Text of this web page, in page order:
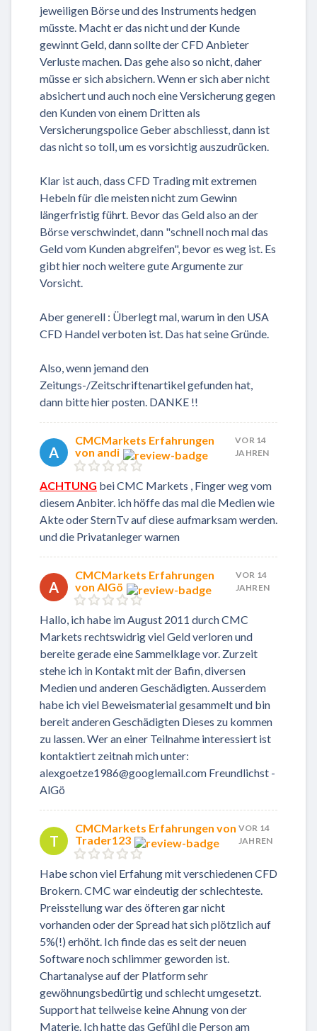
jeweiligen Börse und des Instruments hedgen
müsste. Macht er das nicht und der Kunde
gewinnt Geld, dann sollte der CFD Anbieter
Verluste machen. Das gehe also so nicht, daher
müsse er sich absichern. Wenn er sich aber nicht
absichert und auch noch eine Versicherung gegen
den Kunden von einem Dritten als
Versicherungspolice Geber abschliesst, dann ist
das nicht so toll, um es vorsichtig auszudrücken.
Klar ist auch, dass CFD Trading mit extremen
Hebeln für die meisten nicht zum Gewinn
längerfristig führt. Bevor das Geld also an der
Börse verschwindet, dann "schnell noch mal das
Geld vom Kunden abgreifen", bevor es weg ist. Es
gibt hier noch weitere gute Argumente zur
Vorsicht.
Aber generell : Überlegt mal, warum in den USA
CFD Handel verboten ist. Das hat seine Gründe.
Also, wenn jemand den
Zeitungs-/Zeitschriftenartikel gefunden hat,
dann bitte hier posten. DANKE !!
A
CMCMarkets Erfahrungen
von andi
VOR 14
JAHREN
ACHTUNG bei CMC Markets , Finger weg vom
diesem Anbiter. ich höffe das mal die Medien wie
Akte oder SternTv auf diese aufmarksam werden.
und die Privatanleger warnen
A
CMCMarkets Erfahrungen
von AlGö
VOR 14
JAHREN
Hallo, ich habe im August 2011 durch CMC
Markets rechtswidrig viel Geld verloren und
bereite gerade eine Sammelklage vor. Zurzeit
stehe ich in Kontakt mit der Bafin, diversen
Medien und anderen Geschädigten. Ausserdem
habe ich viel Beweismaterial gesammelt und bin
bereit anderen Geschädigten Dieses zu kommen
zu lassen. Wer an einer Teilnahme interessiert ist
kontaktiert zeitnah mich unter:
alexgoetze1986@googlemail.com Freundlichst -
AlGö
T
CMCMarkets Erfahrungen von
Trader123
VOR 14
JAHREN
Habe schon viel Erfahung mit verschiedenen CFD
Brokern. CMC war eindeutig der schlechteste.
Preisstellung war des öfteren gar nicht
vorhanden oder der Spread hat sich plötzlich auf
5%(!) erhöht. Ich finde das es seit der neuen
Software noch schlimmer geworden ist.
Chartanalyse auf der Platform sehr
gewöhnungsbedürtig und schlecht umgesetzt.
Support hat teilweise keine Ahnung von der
Materie. Ich hatte das Gefühl die Person am